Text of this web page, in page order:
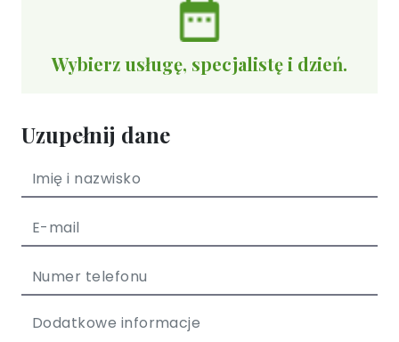
Wybierz usługę, specjalistę i dzień.
Uzupełnij dane